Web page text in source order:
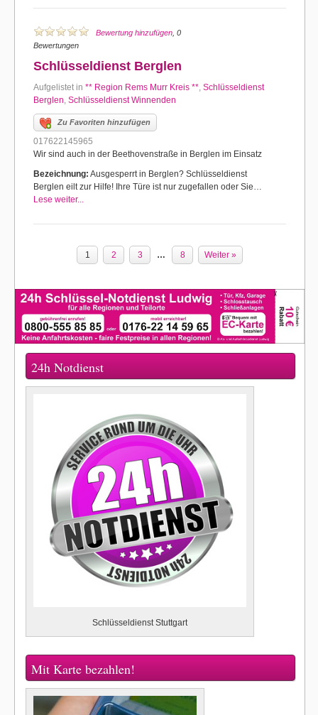
Bewertung hinzufügen , 0
Bewertungen
Schlüsseldienst Berglen
Aufgelistet in ** Region Rems Murr Kreis **, Schlüsseldienst
Berglen, Schlüsseldienst Winnenden
Zu Favoriten hinzufügen
017622145965
Wir sind auch in der Beethovenstraße in Berglen im Einsatz
Bezeichnung: Ausgesperrt in Berglen? Schlüsseldienst
Berglen eilt zur Hilfe! Ihre Türe ist nur zugefallen oder Sie…
Lese weiter...
1 2 3 … 8 Weiter »
24h Notdienst
Schlüsseldienst Stuttgart
Mit Karte bezahlen!